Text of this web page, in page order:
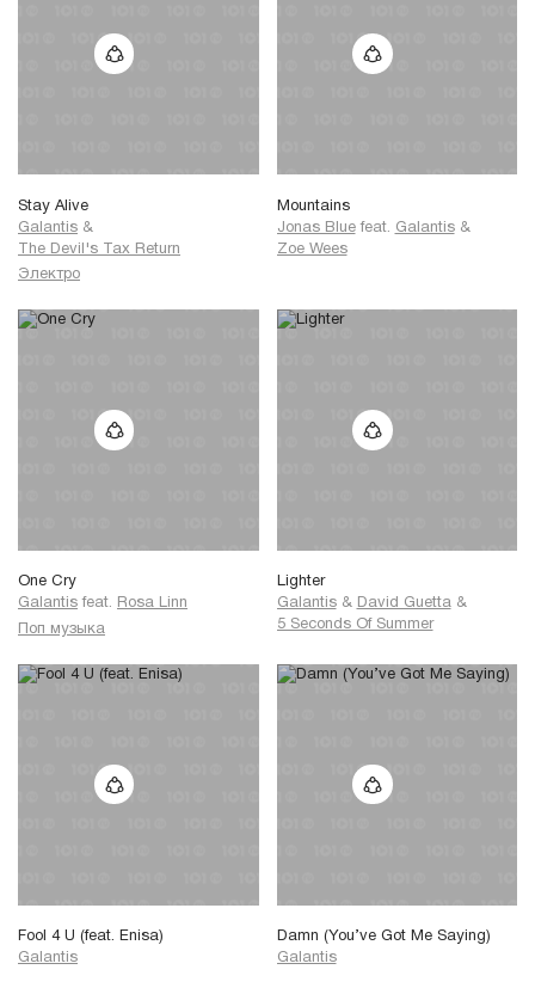
Stay Alive
Galantis &
The Devil's Tax Return
Электро
Mountains
Jonas Blue feat. Galantis &
Zoe Wees
One Cry
Galantis feat. Rosa Linn
Поп музыка
Lighter
Galantis & David Guetta &
5 Seconds Of Summer
Fool 4 U (feat. Enisa)
Galantis
Damn (You’ve Got Me Saying)
Galantis